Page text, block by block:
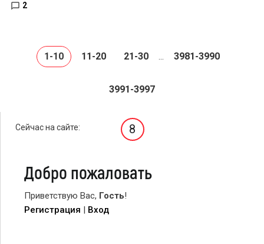
2
1-10 11-20 21-30 ... 3981-3990
3991-3997
Сейчас на сайте: 8
Добро пожаловать
Приветствую Вас, Гость!
Регистрация | Вход